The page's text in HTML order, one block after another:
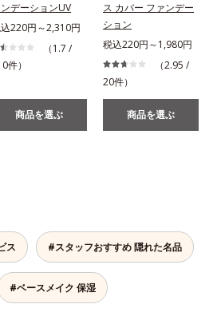
デーションUV
220円～2,310円
（1.7 /
件）
商品を選ぶ
ス カバー ファンデー
ション
税込220円～1,980円
（2.95 /
20件）
商品を選ぶ
ス #スタッフおすすめ 隠れた名品
#ベースメイク 保湿